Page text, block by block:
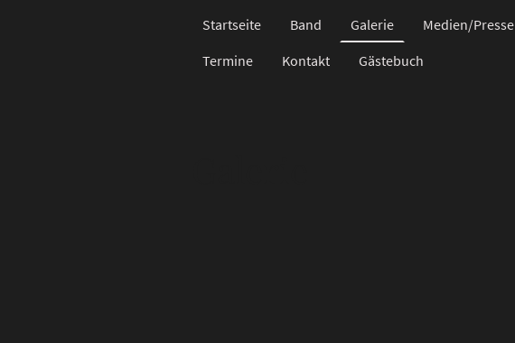
Startseite Band Galerie
Medien/Presse
Termine
Kontakt Gästebuch